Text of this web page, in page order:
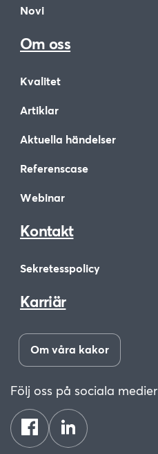
Novi
Om oss
Kvalitet
Artiklar
Aktuella händelser
Referenscase
Webinar
Kontakt
Sekretesspolicy
Karriär
Om våra kakor
Följ oss på sociala medier